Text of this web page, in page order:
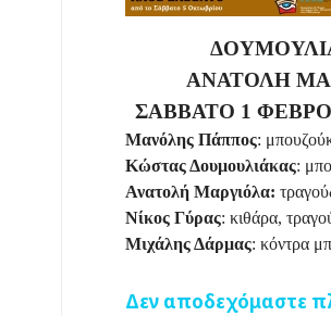
ΑΝΑΤΟΛΗ
ΣΑΒΒΑΤΟ 1
Μανόλης Πάππος:
Κώστας Δουμουλιάκας:
Ανατολή Μαργιόλα:
Νίκος Γύρας: κιθάρα,
Μιχάλης Δάρμας: κόντρα
Δεν αποδεχόμαστε